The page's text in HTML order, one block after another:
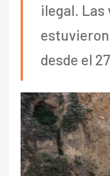
ilegal.
desde el